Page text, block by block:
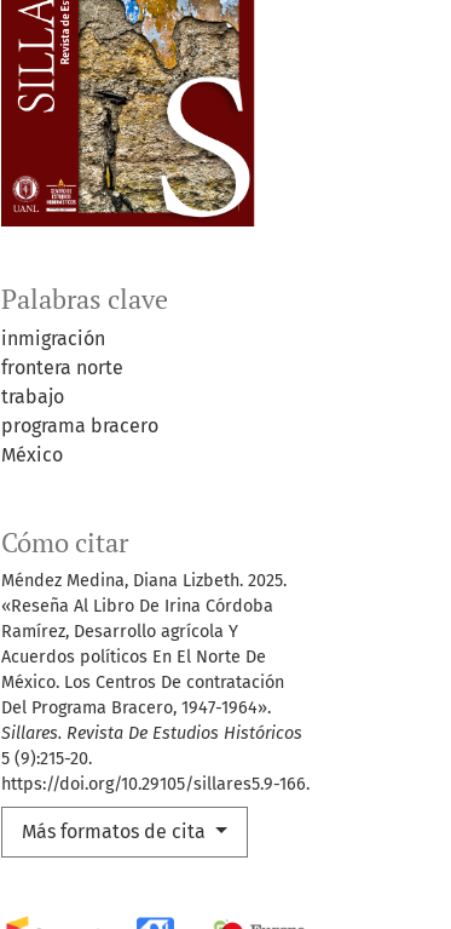
Palabras clave
inmigración
frontera norte
trabajo
programa bracero
México
Cómo citar
Méndez Medina, Diana Lizbeth. 2025.
«Reseña Al Libro De Irina Córdoba
Ramírez, Desarrollo agrícola Y
Acuerdos políticos En El Norte De
México. Los Centros De contratación
Del Programa Bracero, 1947-1964».
Sillares. Revista De Estudios Históricos
5 (9):215-20.
https://doi.org/10.29105/sillares5.9-166.
Más formatos de cita